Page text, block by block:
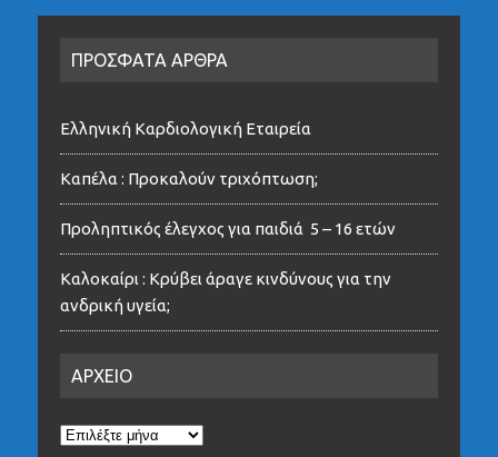
ΠΡΟΣΦΑΤΑ ΑΡΘΡΑ
Ελληνική Καρδιολογική Εταιρεία
Καπέλα : Προκαλούν τριχόπτωση;
Προληπτικός έλεγχος για παιδιά 5 – 16 ετών
Καλοκαίρι : Κρύβει άραγε κινδύνους για την
ανδρική υγεία;
ΑΡΧΕΙΟ
ΑΡΧΕΙΟ